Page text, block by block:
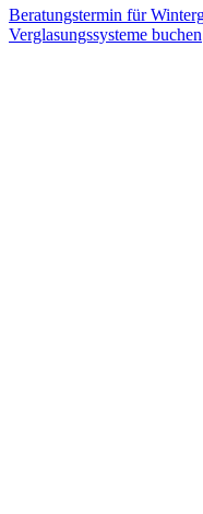
Beratungstermin für
Verglasungssysteme buchen